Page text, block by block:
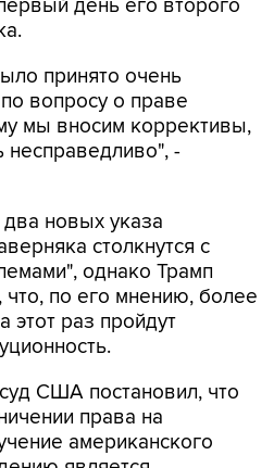
принято очень
мы вносим коррективы,
несправедливо", -
новых указа
однако Трамп
по его мнению, более
этот раз пройдут
США постановил, что
американского
является